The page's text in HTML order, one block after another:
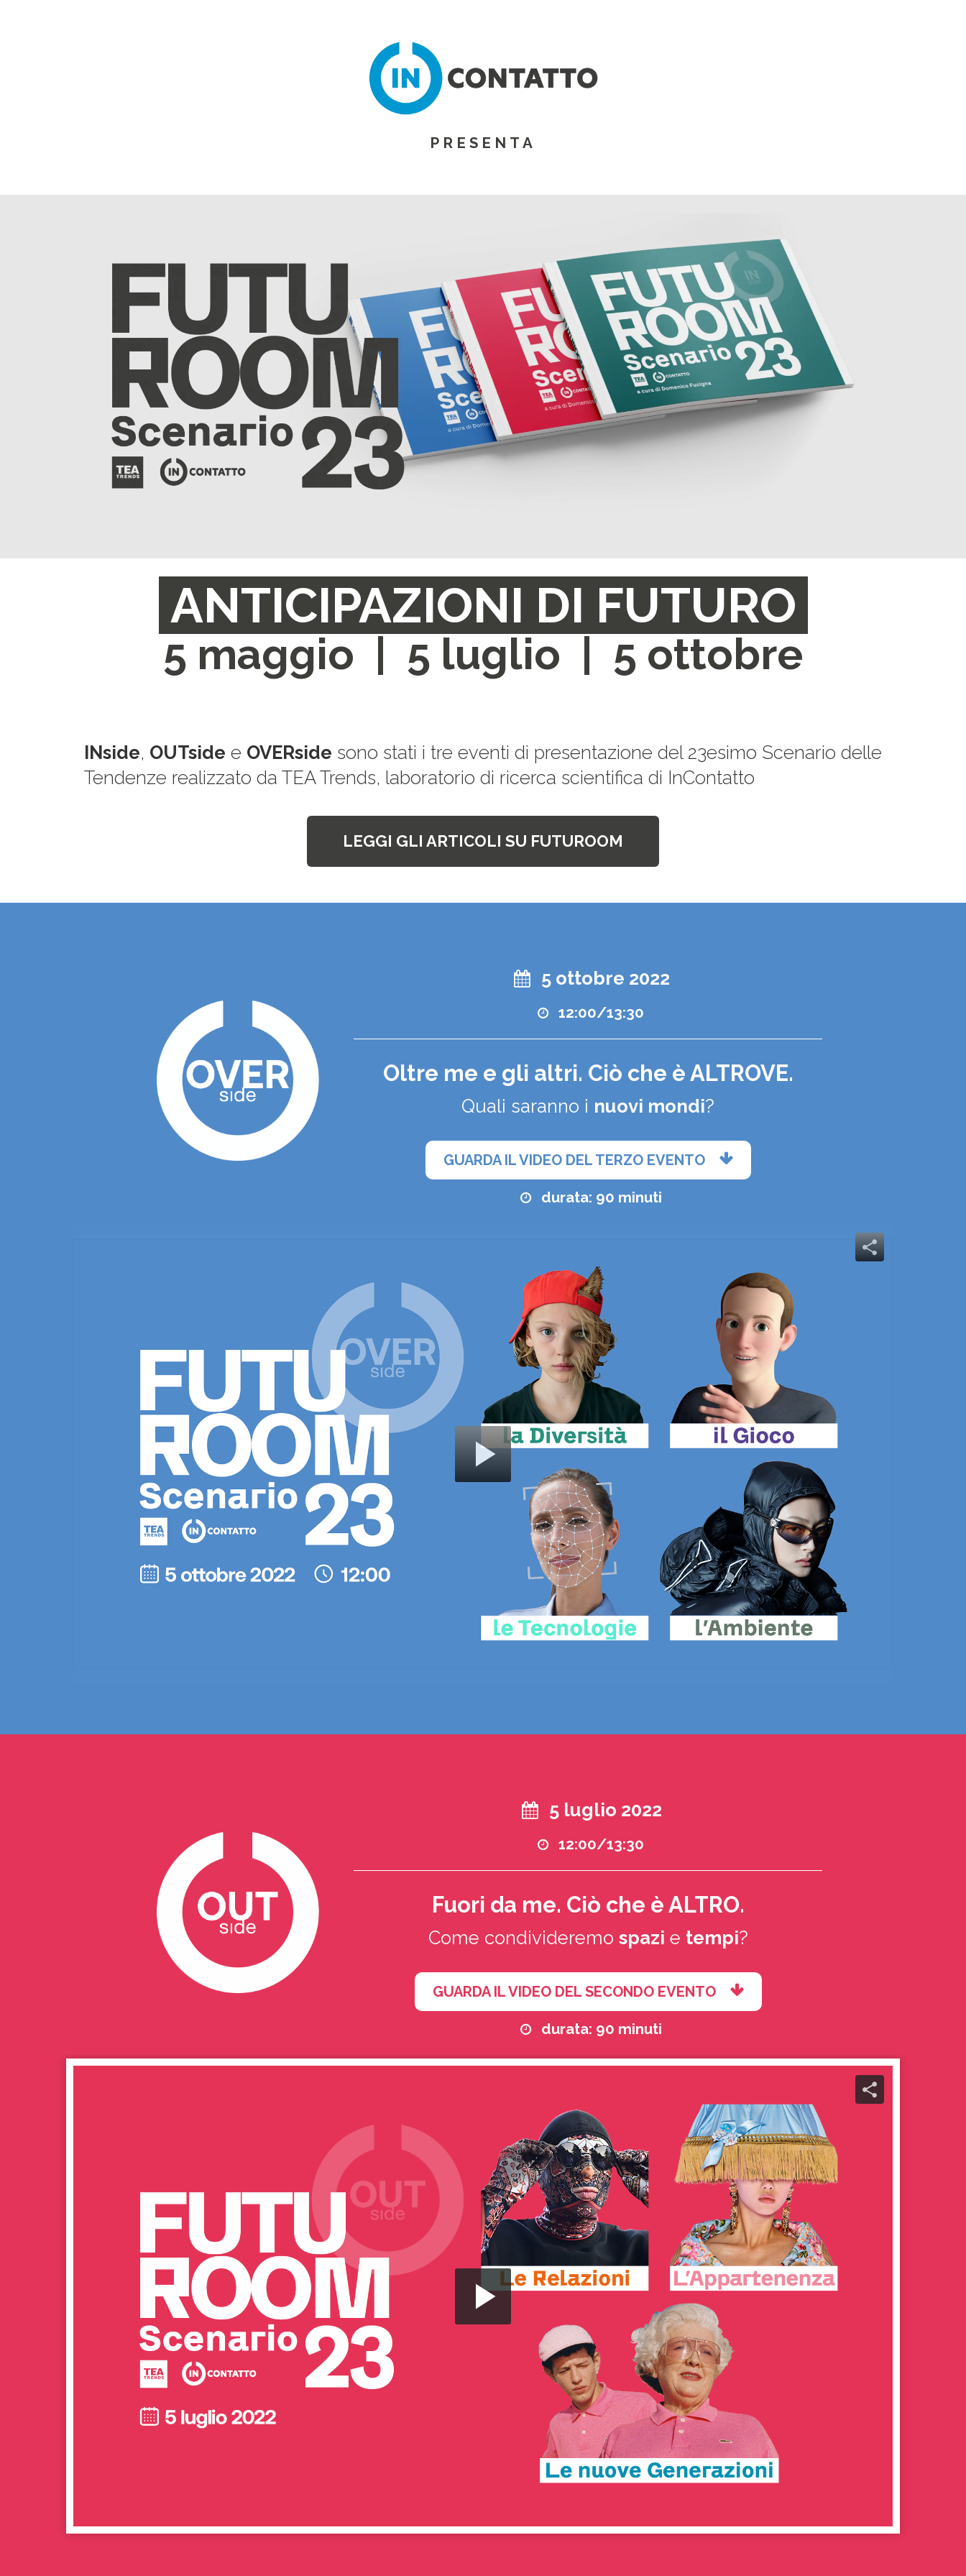
PRESENTA
ANTICIPAZIONI DI FUTURO
5 maggio | 5 luglio | 5 ottobre
INside, OUTside e OVERside sono stati i tre eventi di presentazione del 23esimo Scenario delle
Tendenze realizzato da TEA Trends, laboratorio di ricerca scientifica di InContatto
LEGGI GLI ARTICOLI SU FUTUROOM
5 ottobre 2022
12:00/13:30
Oltre me e gli altri. Ciò che è ALTROVE.
Quali saranno i nuovi mondi?
GUARDA IL VIDEO DEL TERZO EVENTO
durata: 90 minuti
5 luglio 2022
12:00/13:30
Fuori da me. Ciò che è ALTRO.
Come condivideremo spazi e tempi?
GUARDA IL VIDEO DEL SECONDO EVENTO
durata: 90 minuti